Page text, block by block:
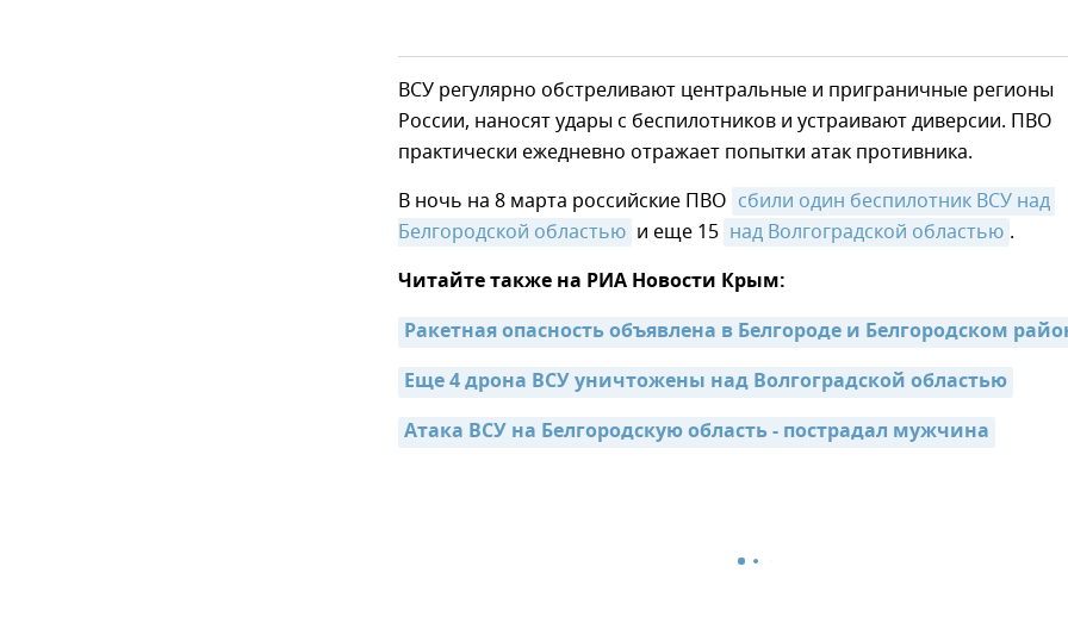
ВСУ регулярно обстреливают центральные и приграничные регионы
России, наносят удары с беспилотников и устраивают диверсии. ПВО
практически ежедневно отражает попытки атак противника.
В ночь на 8 марта российские ПВО сбили один беспилотник ВСУ над
Белгородской областью и еще 15 над Волгоградской областью .
Читайте также на РИА Новости Крым:
Ракетная опасность объявлена в Белгороде и Белгородском
Еще 4 дрона ВСУ уничтожены над Волгоградской областью
Атака ВСУ на Белгородскую область - пострадал мужчина